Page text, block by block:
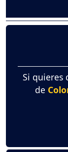
Si quieres
de